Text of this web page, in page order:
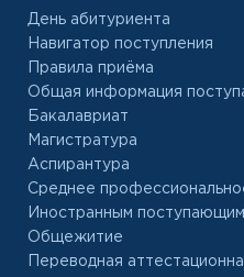
День абитуриента
Навигатор поступления
Правила приёма
Общая информация
Бакалавриат
Магистратура
Аспирантура
Среднее
Иностранным поступающим
Общежитие
Переводная